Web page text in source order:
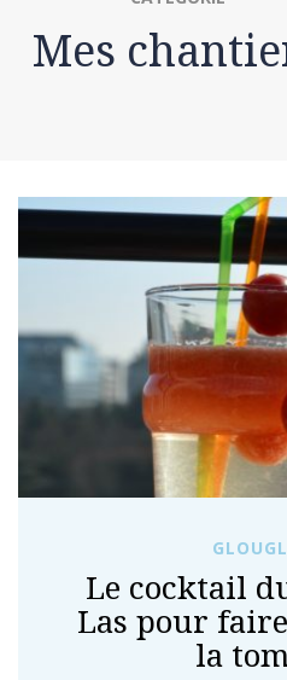
Mes
Le cocktail
Las pour
la